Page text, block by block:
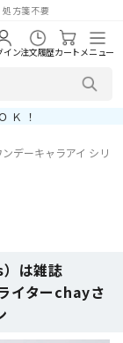
方箋不要
イン注文履歴カートメニュー
Ｋ！
ンデーキャラアイ シリー
は雑誌
イターchayさ